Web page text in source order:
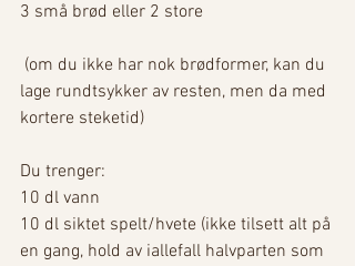
3 små brød eller 2 store
lage rundtsykker av resten, men da med
kortere steketid)
Du trenger:
10 dl vann
10 dl siktet spelt/hvete (ikke tilsett alt på
en gang, hold av iallefall halvparten som